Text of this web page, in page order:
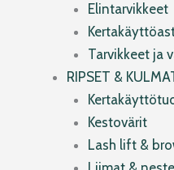
Elintarvikkeet
Tarvikkeet ja
RIPSET &
Kestovärit
Lash lift &